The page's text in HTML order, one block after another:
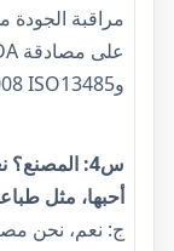
مراقبة الجودة
وISO9001:2008 ISO13485. إلخ
س4:
أحبها، مثل